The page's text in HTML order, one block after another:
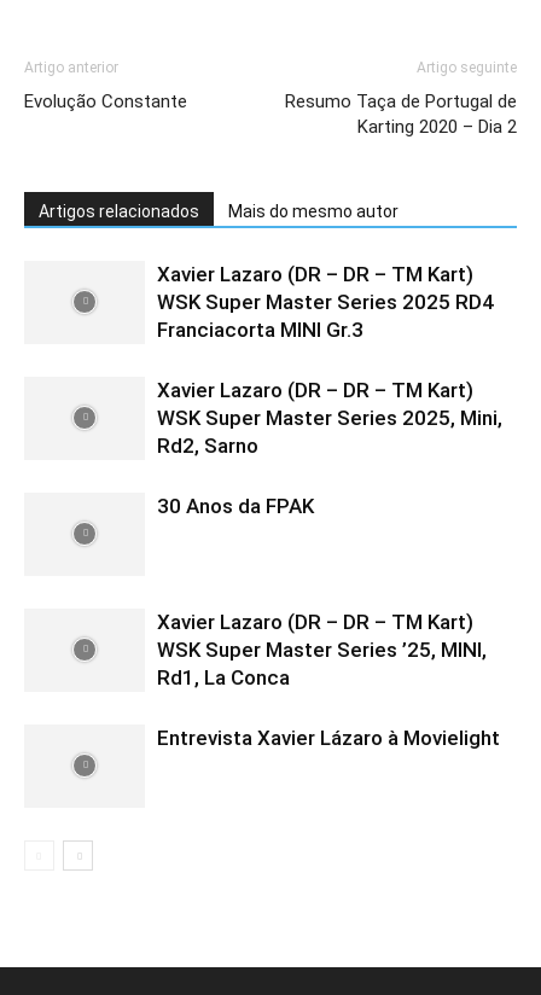
Artigo anterior
Evolução Constante
Artigo seguinte
Resumo Taça de Portugal de
Karting 2020 – Dia 2
Artigos relacionados Mais do mesmo autor
Xavier Lazaro (DR – DR – TM Kart)
WSK Super Master Series 2025 RD4
Franciacorta MINI Gr.3
Xavier Lazaro (DR – DR – TM Kart)
WSK Super Master Series 2025, Mini,
Rd2, Sarno
30 Anos da FPAK
Xavier Lazaro (DR – DR – TM Kart)
WSK Super Master Series ’25, MINI,
Rd1, La Conca
Entrevista Xavier Lázaro à Movielight